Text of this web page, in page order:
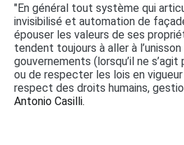
"En général tout système qui
invisibilisé et automation de
épouser les valeurs de ses
tendent toujours à aller à
gouvernements (lorsqu’il ne
ou de respecter les lois en
respect des droits humains,
Antonio Casilli.